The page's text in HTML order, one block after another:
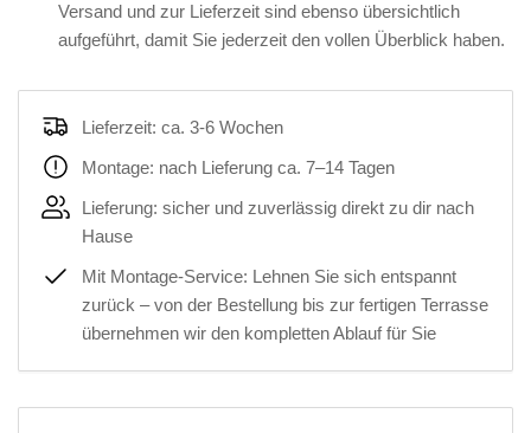
Versand und zur Lieferzeit sind ebenso übersichtlich
aufgeführt, damit Sie jederzeit den vollen Überblick haben.
Lieferzeit: ca. 3-6 Wochen
Montage: nach Lieferung ca. 7–14 Tagen
Lieferung: sicher und zuverlässig direkt zu dir nach
Hause
Mit Montage-Service: Lehnen Sie sich entspannt
zurück – von der Bestellung bis zur fertigen Terrasse
übernehmen wir den kompletten Ablauf für Sie